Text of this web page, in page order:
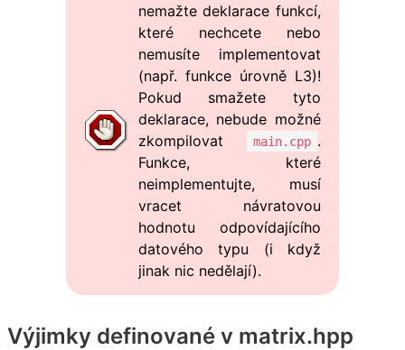
nemažte deklarace funkcí,
které nechcete nebo
nemusíte implementovat
(např. funkce úrovně L3)!
Pokud smažete tyto
deklarace, nebude možné
zkompilovat
main.cpp .
Funkce, které
neimplementujte, musí
vracet návratovou
hodnotu odpovídajícího
datového typu (i když
jinak nic nedělají).
Výjimky definované v matrix.hpp